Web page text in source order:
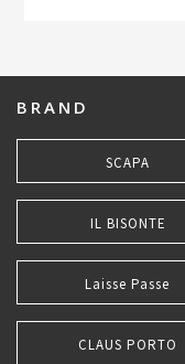
BRAND
SCAPA
IL BISONTE
Laisse Passe
CLAUS PORTO